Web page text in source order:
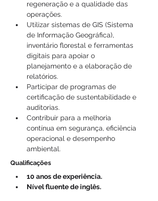
regeneração e a qualidade das
operações.
Utilizar sistemas de GIS (Sistema
de Informação Geográfica),
inventário florestal e ferramentas
digitais para apoiar o
planejamento e a elaboração de
relatórios.
Participar de programas de
certificação de sustentabilidade e
auditorias.
Contribuir para a melhoria
contínua em segurança, eficiência
operacional e desempenho
ambiental.
Qualificações
10 anos de experiência.
Nível fluente de inglês.